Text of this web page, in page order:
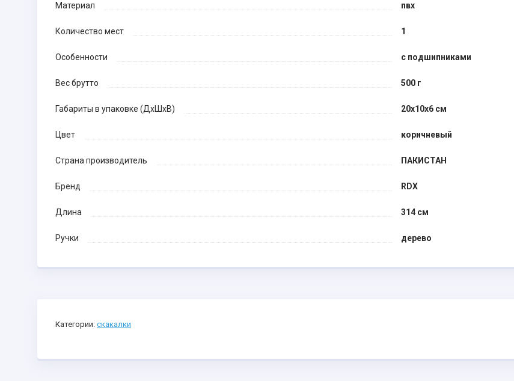
Материал пвх
Количество мест 1
Особенности с подшипниками
Вес брутто 500 г
Габариты в упаковке (ДхШхВ) 20x10x6 см
Цвет коричневый
Страна производитель ПАКИСТАН
Бренд RDX
Длина 314 см
Ручки дерево
Категории: скакалки